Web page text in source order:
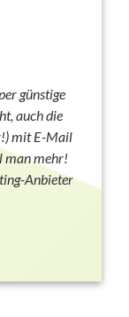
günstige
auch die
mit E-Mail
man mehr!
Anbieter